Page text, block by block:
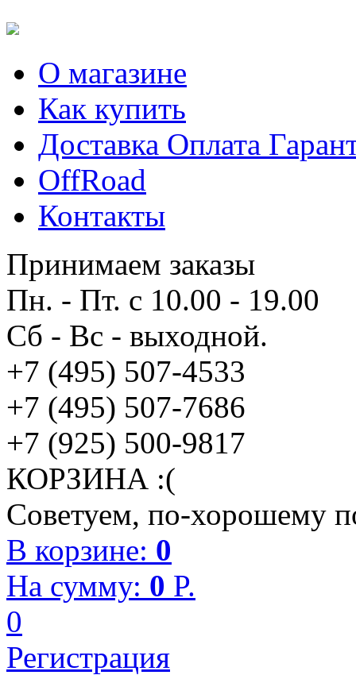
О магазине
Как купить
Доставка Оплата
OffRoad
Контакты
Принимаем заказы
Пн. - Пт. с 10.00 - 19.00
Сб - Вс - выходной.
+7 (495) 507-4533
+7 (495) 507-7686
+7 (925) 500-9817
КОРЗИНА :(
Советуем, по-хорошему
В корзине: 0
На сумму: 0 P.
0
Регистрация